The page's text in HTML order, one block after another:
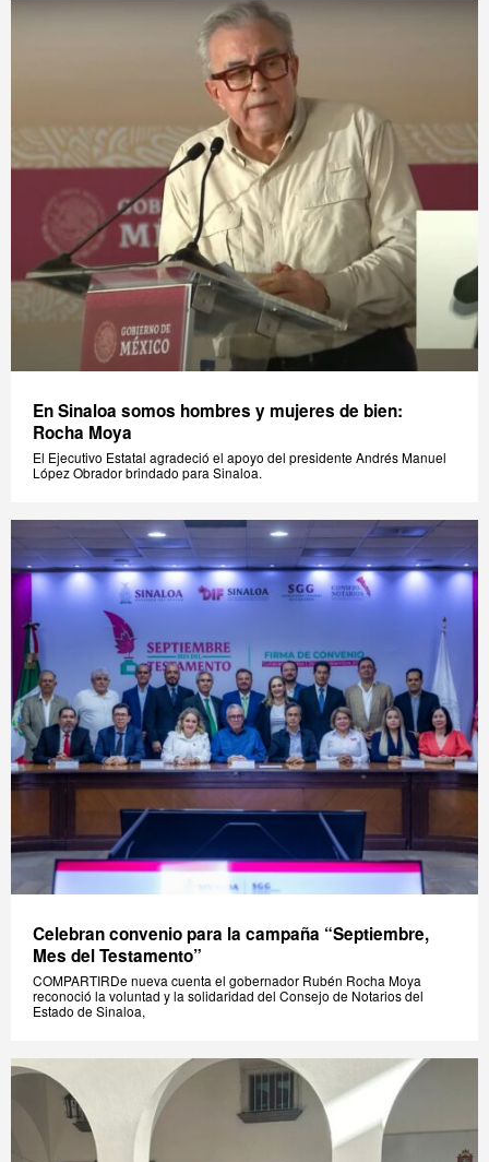
En Sinaloa somos hombres y mujeres de bien:
Rocha Moya
El Ejecutivo Estatal agradeció el apoyo del presidente Andrés Manuel
López Obrador brindado para Sinaloa.
Celebran convenio para la campaña “Septiembre,
Mes del Testamento”
COMPARTIRDe nueva cuenta el gobernador Rubén Rocha Moya
reconoció la voluntad y la solidaridad del Consejo de Notarios del
Estado de Sinaloa,